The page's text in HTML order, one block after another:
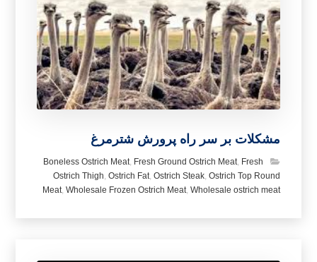
مشکلات بر سر راه پرورش شترمرغ
Boneless Ostrich Meat, Fresh Ground Ostrich Meat, Fresh
Ostrich Thigh, Ostrich Fat, Ostrich Steak, Ostrich Top Round
Meat, Wholesale Frozen Ostrich Meat, Wholesale ostrich meat